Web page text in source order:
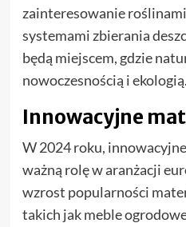
zainteresowanie
systemami zbierania
będą miejscem, gdzie
nowoczesnością i ekologią.
Innowacyjne
W 2024 roku,
ważną rolę w aranżacji
wzrost popularności
takich jak meble